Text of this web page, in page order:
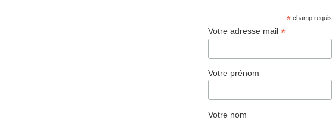
*champ requis
Votre adresse mail*
Votre prénom
Votre nom